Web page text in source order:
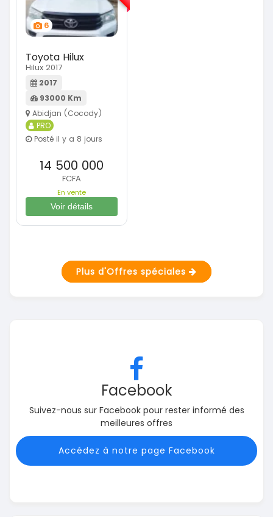
6
Toyota Hilux
Hilux 2017
2017
93000 Km
Abidjan (Cocody)
PRO
Posté il y a 8 jours
14 500 000
FCFA
En vente
Voir détails
Plus d'Offres spéciales
Facebook
Suivez-nous sur Facebook pour rester informé des
meilleures offres
Accédez à notre page Facebook